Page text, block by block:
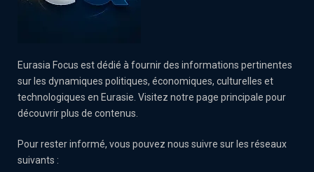
Eurasia Focus est dédié à fournir des informations pertinentes
sur les dynamiques politiques, économiques, culturelles et
technologiques en Eurasie. Visitez notre page principale pour
découvrir plus de contenus.
Pour rester informé, vous pouvez nous suivre sur les réseaux
suivants :